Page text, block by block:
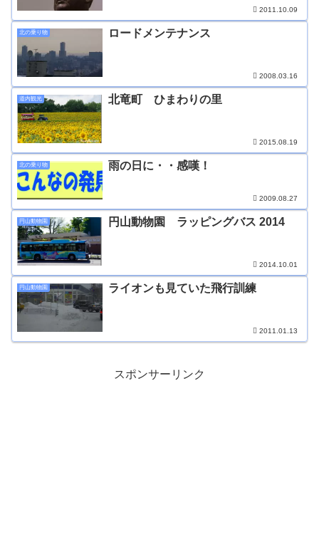
2011.10.09
北の乗り物 ロードメンテナンス
2008.03.16
道内観光 北竜町 ひまわりの里
2015.08.19
北の乗り物 雨の日に・・感嘆！
2009.08.27
円山動物園 円山動物園 ラッピングバス 2014
2014.10.01
円山動物園 ライオンも見ていた飛行訓練
2011.01.13
スポンサーリンク